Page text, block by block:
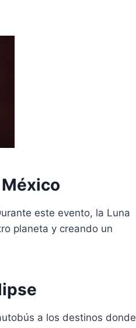
este evento, la Luna
planeta y creando un
a los destinos donde